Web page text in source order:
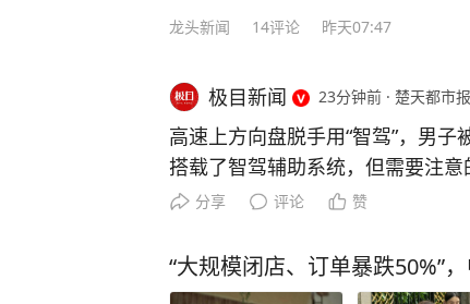
龙头新闻 14评论 昨天07:47
极目新闻 23分钟前 · 楚天都市
高速上方向盘脱手用“智驾”，男
搭载了智驾辅助系统，但需要注
方向盘属于违法行为。近日在京沪
午，在G2京沪高速入沪方向S20
手离开方向盘，低头操作手机，
分享 评论 赞
“大规模闭店、订单暴跌50%”